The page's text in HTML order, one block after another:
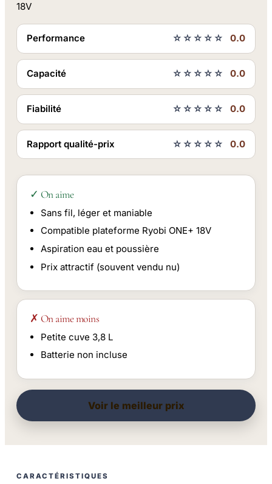
18V
Performance ☆☆☆☆☆ 0.0
Capacité ☆☆☆☆☆ 0.0
Fiabilité ☆☆☆☆☆ 0.0
Rapport qualité-prix ☆☆☆☆☆ 0.0
✓ On aime
Sans fil, léger et maniable
Compatible plateforme Ryobi ONE+ 18V
Aspiration eau et poussière
Prix attractif (souvent vendu nu)
✗ On aime moins
Petite cuve 3,8 L
Batterie non incluse
Voir le meilleur prix
CARACTÉRISTIQUES